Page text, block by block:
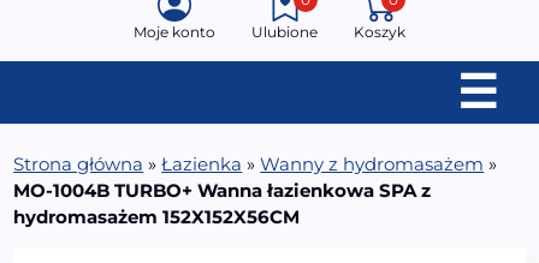
Moje konto Ulubione
Koszyk
☰
Strona główna »Łazienka »Wanny z hydromasażem »
MO-1004B TURBO+ Wanna łazienkowa SPA z
hydromasażem 152X152X56CM